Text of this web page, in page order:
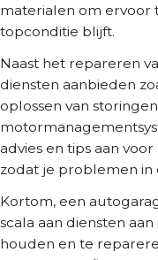
materialen om ervoor
topconditie blijft.
Naast het repareren
diensten aanbieden
oplossen van
advies en tips aan
zodat je problemen
Kortom, een
scala aan diensten
houden en te